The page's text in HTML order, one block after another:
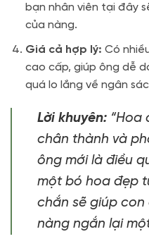
bạn nhân viên tại đây
của nàng.
Giá cả hợp lý: Có
cao cấp, giúp ông dễ
quá lo lắng về ngân
Lời khuyên: “Hoa
chân thành và
ông mới là điều
một bó hoa đẹp
chắn sẽ giúp
nàng ngắn lại